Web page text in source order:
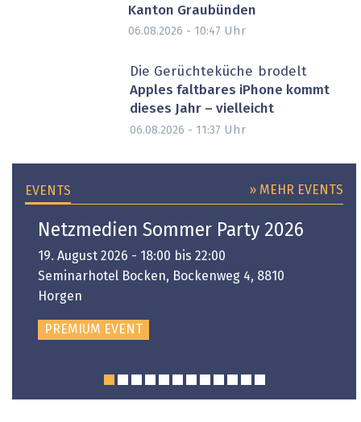
Kanton Graubünden
06.08.2026 - 10:47 Uhr
Die Gerüchteküche brodelt
Apples faltbares iPhone kommt
dieses Jahr – vielleicht
06.08.2026 - 11:37 Uhr
EVENTS » MEHR EVENTS
Netzmedien Sommer Party 2026
19. August 2026 - 18:00 bis 22:00
Seminarhotel Bocken, Bockenweg 4, 8810
Horgen
PREMIUM EVENT